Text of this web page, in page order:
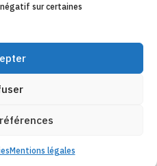
sur certaines
Mentions légales